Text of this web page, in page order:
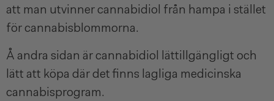
att man utvinner cannabidiol från hampa i stället
för cannabisblommorna.
Å andra sidan är cannabidiol lättillgängligt och
lätt att köpa där det finns lagliga medicinska
cannabisprogram.